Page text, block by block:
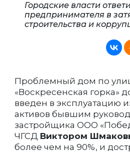
Городские власти
предпринимателя в
строительства и
Проблемный дом по
«Воскресенская горка»
введен в эксплуатацию
активов бывшим
застройщика ООО
ЧГСД Виктором
более чем на 90%, и